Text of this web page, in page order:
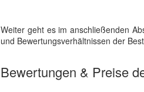
Weiter geht es im anschließenden
und Bewertungsverhältnissen der
Bewertungen & Preise